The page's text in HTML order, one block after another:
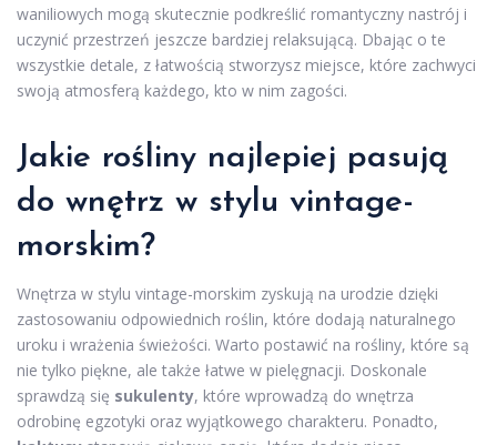
waniliowych mogą skutecznie podkreślić romantyczny nastrój i
uczynić przestrzeń jeszcze bardziej relaksującą. Dbając o te
wszystkie detale, z łatwością stworzysz miejsce, które zachwyci
swoją atmosferą każdego, kto w nim zagości.
Jakie rośliny najlepiej pasują
do wnętrz w stylu vintage-
morskim?
Wnętrza w stylu vintage-morskim zyskują na urodzie dzięki
zastosowaniu odpowiednich roślin, które dodają naturalnego
uroku i wrażenia świeżości. Warto postawić na rośliny, które są
nie tylko piękne, ale także łatwe w pielęgnacji. Doskonale
sprawdzą się sukulenty, które wprowadzą do wnętrza
odrobinę egzotyki oraz wyjątkowego charakteru. Ponadto,